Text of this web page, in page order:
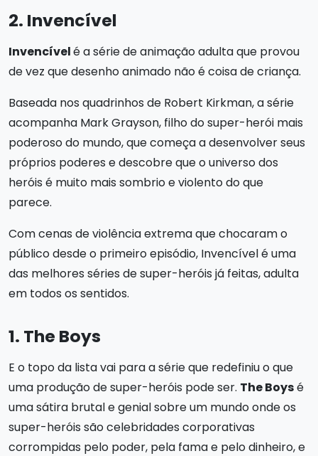
2. Invencível
Invencívelé a série de animação adulta que provou
de vez que desenho animado não é coisa de criança.
Baseada nos quadrinhos de Robert Kirkman, a série
acompanha Mark Grayson, filho do super-herói mais
poderoso do mundo, que começa a desenvolver seus
próprios poderes e descobre que o universo dos
heróis é muito mais sombrio e violento do que
parece.
Com cenas de violência extrema que chocaram o
público desde o primeiro episódio, Invencível é uma
das melhores séries de super-heróis já feitas, adulta
em todos os sentidos.
1. The Boys
E o topo da lista vai para a série que redefiniu o que
uma produção de super-heróis pode ser. The Boysé
uma sátira brutal e genial sobre um mundo onde os
super-heróis são celebridades corporativas
corrompidas pelo poder, pela fama e pelo dinheiro, e